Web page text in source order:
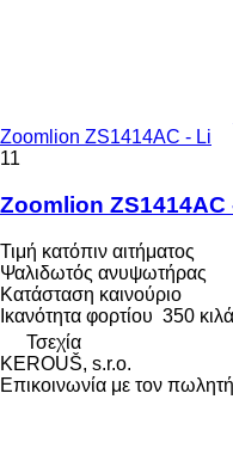
Zoomlion ZS1414AC - Li
11
Zoomlion ZS1414AC
Τιμή κατόπιν αιτήματος
Ψαλιδωτός ανυψωτήρας
Κατάσταση καινούριο
Ικανότητα φορτίου 350 κιλά
Τσεχία
KEROUŠ, s.r.o.
Επικοινωνία με τον πωλητή